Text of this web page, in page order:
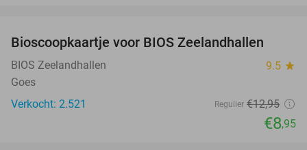
Bioscoopkaartje voor BIOS Zeelandhallen
BIOS Zeelandhallen 9.5 star
Goes
Verkocht: 2.521
Regulier €12,95
€8,95